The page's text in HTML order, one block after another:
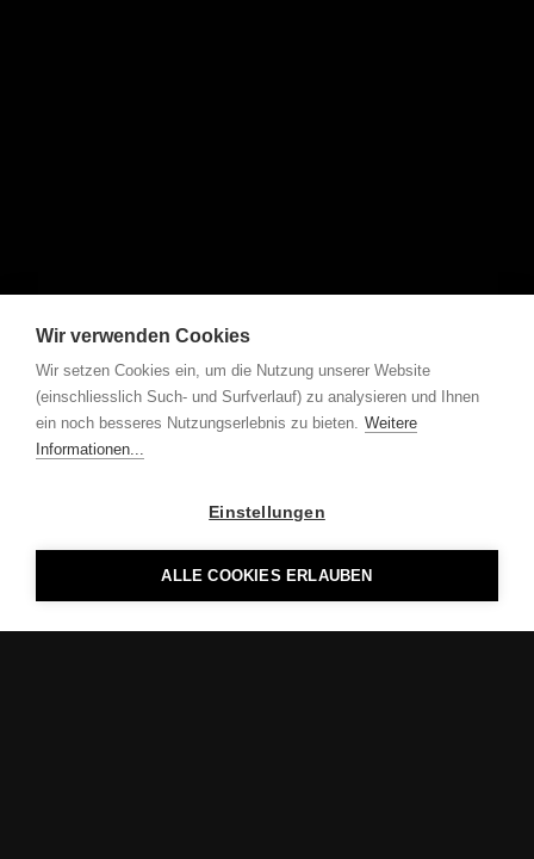
Wir verwenden Cookies
Wir setzen Cookies ein, um die Nutzung unserer Website
(einschliesslich Such- und Surfverlauf) zu analysieren und Ihnen
ein noch besseres Nutzungserlebnis zu bieten. Weitere
Informationen...
Einstellungen
ALLE COOKIES ERLAUBEN